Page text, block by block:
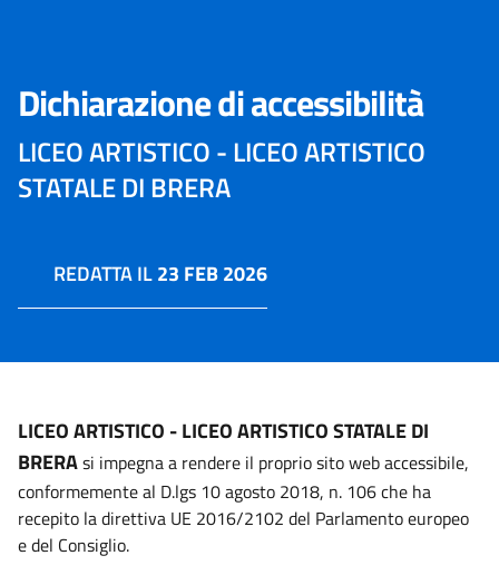
Dichiarazione di accessibilità
LICEO ARTISTICO - LICEO ARTISTICO
STATALE DI BRERA
REDATTA IL23 FEB 2026
LICEO ARTISTICO - LICEO ARTISTICO STATALE DI
BRERAsi impegna a rendere il proprio sito web accessibile,
conformemente al D.lgs 10 agosto 2018, n. 106 che ha
recepito la direttiva UE 2016/2102 del Parlamento europeo
e del Consiglio.